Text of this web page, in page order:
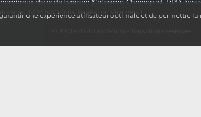
une expérience utilisateur optimale et de permettre la
choix de livraison (Colissimo, Chronopost, DPD,
3xCB by Cofidis, PayPal ou Virement).